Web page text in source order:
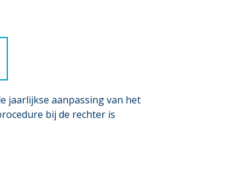
jaarlijkse aanpassing van het
bij de rechter is